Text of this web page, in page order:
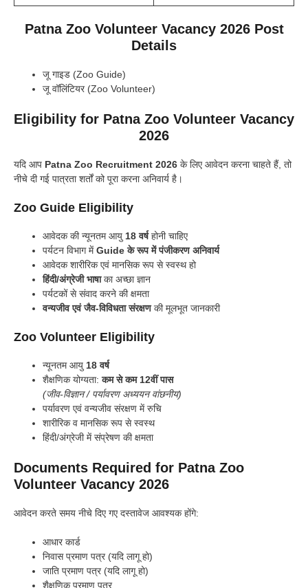
Patna Zoo Volunteer Vacancy 2026 Post
Details
जू गाइड (Zoo Guide)
जू वॉलिंटियर (Zoo Volunteer)
Eligibility for Patna Zoo Volunteer Vacancy
2026
यदि आप Patna Zoo Recruitment 2026 के लिए आवेदन करना चाहते हैं, तो
नीचे दी गई पात्रता शर्तों को पूरा करना अनिवार्य है।
Zoo Guide Eligibility
आवेदक की न्यूनतम आयु 18 वर्षहोनी चाहिए
पर्यटन विभाग मेंGuide के रूप में पंजीकरण अनिवार्य
आवेदक शारीरिक एवं मानसिक रूप से स्वस्थ हो
हिंदी/अंग्रेजी भाषाका अच्छा ज्ञान
पर्यटकों से संवाद करने की क्षमता
वन्यजीव एवं जैव-विविधता संरक्षणकी मूलभूत जानकारी
Zoo Volunteer Eligibility
न्यूनतम आयु 18 वर्ष
शैक्षणिक योग्यता:कम से कम 12वीं पास
(जीव-विज्ञान / पर्यावरण अध्ययन वांछनीय)
पर्यावरण एवं वन्यजीव संरक्षण में रुचि
शारीरिक व मानसिक रूप से स्वस्थ
हिंदी/अंग्रेजी में संप्रेषण की क्षमता
Documents Required for Patna Zoo
Volunteer Vacancy 2026
आवेदन करते समय नीचे दिए गए दस्तावेज आवश्यक होंगे:
आधार कार्ड
निवास प्रमाण पत्र (यदि लागू हो)
जाति प्रमाण पत्र (यदि लागू हो)
शैक्षणिक प्रमाण पत्र